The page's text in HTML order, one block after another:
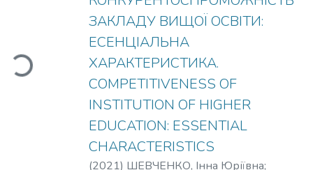
ЗАКЛАДУ ВИЩОЇ ОСВІТИ:
ЕСЕНЦІАЛЬНА
ХАРАКТЕРИСТИКА.
COMPETITIVENESS OF
INSTITUTION OF HIGHER
EDUCATION: ESSENTIAL
CHARACTERISTICS
(2021) ШЕВЧЕНКО, Інна Юріївна;